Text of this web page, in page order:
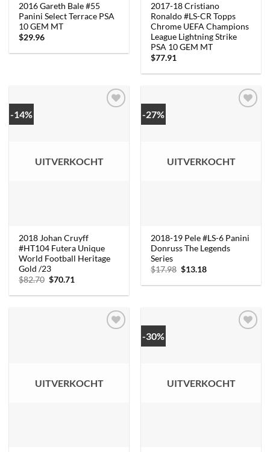
2016 Gareth Bale #55
Panini Select Terrace PSA
10 GEM MT
$29.96
2017-18 Cristiano
Ronaldo #LS-CR Topps
Chrome UEFA Champions
League Lightning Strike
PSA 10 GEM MT
$77.91
-14%
UITVERKOCHT
2018 Johan Cruyff
#HT104 Futera Unique
World Football Heritage
Gold /23
$82.70 Oorspronkelijke
was:
$70.71
is:
-27%
UITVERKOCHT
2018-19 Pele #LS-6 Panini
Donruss The Legends
Series
$17.98 Oorspronkelijke
was:
$13.18Huidige
is:
UITVERKOCHT
-30%
UITVERKOCHT